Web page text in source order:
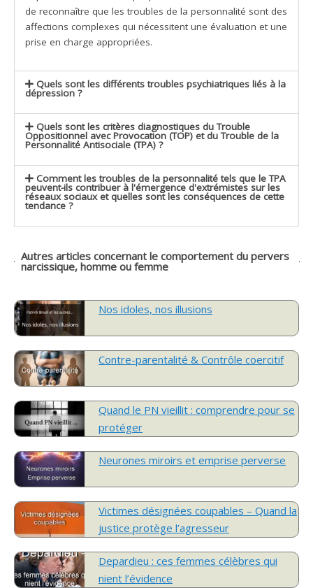
de reconnaître que les troubles de la personnalité sont des
affections complexes qui nécessitent une évaluation et une
prise en charge appropriées.
Quels sont les différents troubles psychiatriques liés à la
dépression ?
Quels sont les critères diagnostiques du Trouble
Oppositionnel avec Provocation (TOP) et du Trouble de la
Personnalité Antisociale (TPA) ?
Comment les troubles de la personnalité tels que le TPA
peuvent-ils contribuer à l'émergence d'extrémistes sur les
réseaux sociaux et quelles sont les conséquences de cette
tendance ?
Autres articles concernant le comportement du pervers
narcissique, homme ou femme
Nos idoles, nos illusions
Contre-parentalité & Contrôle coercitif
Quand le PN vieillit : comprendre pour se
protéger
Neurones miroirs et emprise perverse
Victimes désignées coupables – Quand la
justice protège l’agresseur
Depardieu : ces femmes célèbres qui
nient l’évidence